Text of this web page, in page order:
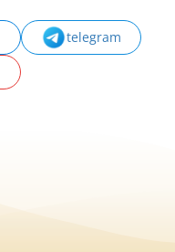
telegram